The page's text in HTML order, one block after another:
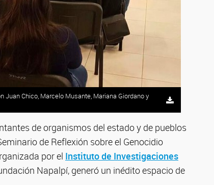
Juan Chico, Marcelo Musante, Mariana Giordano y
de organismos del estado y de pueblos
de Reflexión sobre el Genocidio
por el Instituto de Investigaciones
Napalpí, generó un inédito espacio de